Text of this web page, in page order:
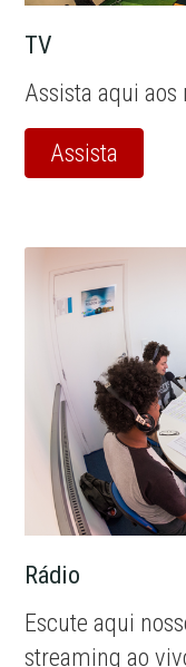
TV
Assista aqui
Assista
Rádio
Escute aqui
streaming ao